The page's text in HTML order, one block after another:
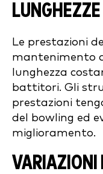
LUNGHEZZE
Le prestazioni
mantenimento
lunghezza
battitori. Gli
prestazioni
del bowling ed
miglioramento.
VARIAZIONI